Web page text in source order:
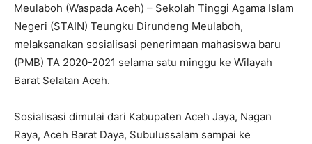
Meulaboh (Waspada Aceh) – Sekolah Tinggi Agama Islam
Negeri (STAIN) Teungku Dirundeng Meulaboh,
melaksanakan sosialisasi penerimaan mahasiswa baru
(PMB) TA 2020-2021 selama satu minggu ke Wilayah
Barat Selatan Aceh.
Sosialisasi dimulai dari Kabupaten Aceh Jaya, Nagan
Raya, Aceh Barat Daya, Subulussalam sampai ke